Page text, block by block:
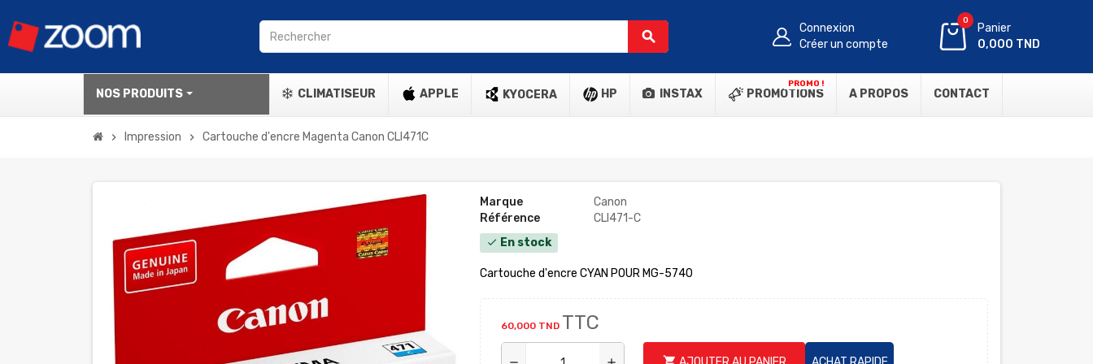
search
Connexion
Créer un compte
0
Panier
0,000 TND
NOS PRODUITS CLIMATISEUR APPLE KYOCERA HP INSTAX PROMOTIONS
PROMO !
A PROPOS CONTACT
chevron_right Impression chevron_right Cartouche d'encre Magenta Canon CLI471C
Marque
Canon
Référence
CLI471-C
check En stock
Cartouche d'encre CYAN POUR MG-5740
60,000 TND TTC
shopping_cart